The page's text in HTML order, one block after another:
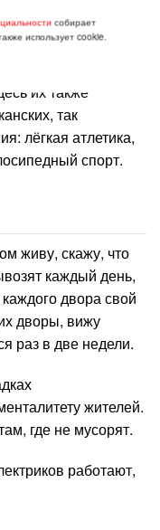
городских
детей
скажу
их также
так
лёгкая атлетика,
спорт.
живу, скажу, что
каждый день,
двора свой
дворы, вижу
раз в две недели.
жителей.
где не мусорят.
работают,
собирает
использует cookie.